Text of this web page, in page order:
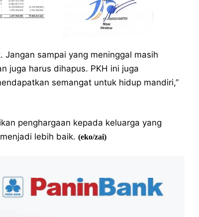
Jangan sampai yang meninggal masih
juga harus dihapus. PKH ini juga
semangat untuk hidup mandiri,”
penghargaan kepada keluarga yang
lebih baik. (eko/zai)